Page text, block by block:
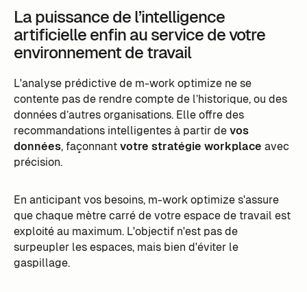
La puissance de l’intelligence
artificielle enfin au service de votre
environnement de travail
L'analyse prédictive de m-work optimize ne se
contente pas de rendre compte de l’historique, ou des
données d’autres organisations. Elle offre des
recommandations intelligentes à partir devos
données, façonnantvotre stratégie workplace avec
précision.
En anticipant vos besoins, m-work optimize s'assure
que chaque mètre carré de votre espace de travail est
exploité au maximum. L'objectif n'est pas de
surpeupler les espaces, mais bien d'éviter le
gaspillage.